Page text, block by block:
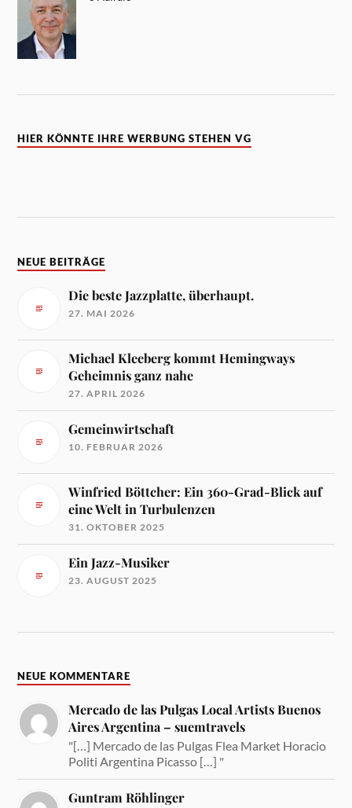
HIER KÖNNTE IHRE WERBUNG STEHEN VG
NEUE BEITRÄGE
Die beste Jazzplatte, überhaupt.
27. MAI 2026
Michael Kleeberg kommt Hemingways
Geheimnis ganz nahe
27. APRIL 2026
Gemeinwirtschaft
10. FEBRUAR 2026
Winfried Böttcher: Ein 360-Grad-Blick auf
eine Welt in Turbulenzen
31. OKTOBER 2025
Ein Jazz-Musiker
23. AUGUST 2025
NEUE KOMMENTARE
Mercado de las Pulgas Local Artists Buenos
Aires Argentina – suemtravels
"[…] Mercado de las Pulgas Flea Market Horacio
Politi Argentina Picasso […] "
Guntram Röhlinger